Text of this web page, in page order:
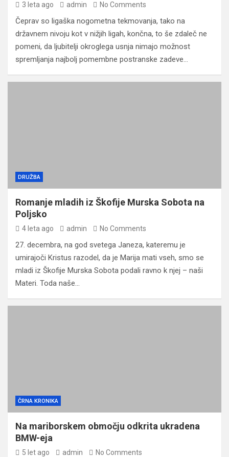
3 leta ago admin No Comments
Čeprav so ligaška nogometna tekmovanja, tako na
državnem nivoju kot v nižjih ligah, končna, to še zdaleč ne
pomeni, da ljubitelji okroglega usnja nimajo možnost
spremljanja najbolj pomembne postranske zadeve…
DRUŽBA
Romanje mladih iz Škofije Murska Sobota na
Poljsko
4 leta ago admin No Comments
27. decembra, na god svetega Janeza, kateremu je
umirajoči Kristus razodel, da je Marija mati vseh, smo se
mladi iz Škofije Murska Sobota podali ravno k njej – naši
Materi. Toda naše…
ČRNA KRONIKA
Na mariborskem območju odkrita ukradena
BMW-eja
5 let ago admin No Comments